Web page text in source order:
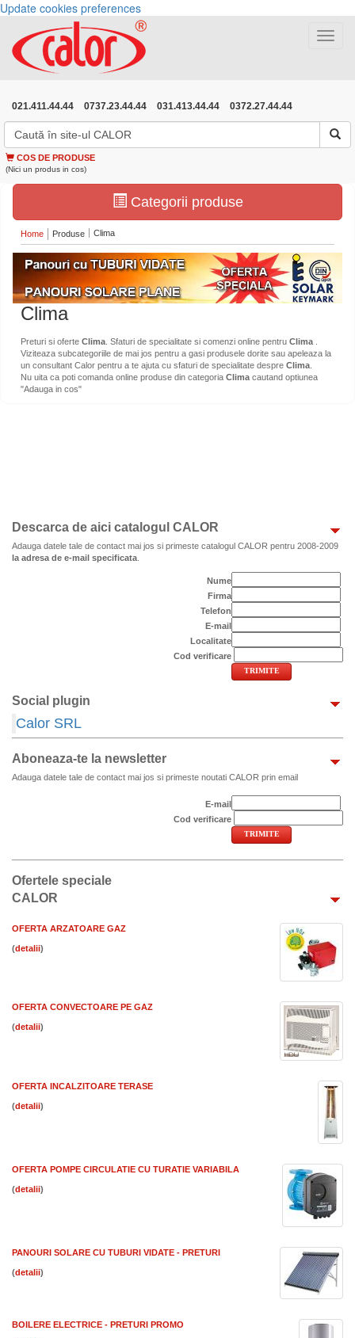
Update cookies preferences
Toggle
021.411.44.44 0737.23.44.44 031.413.44.44 0372.27.44.44
COS DE PRODUSE
(Nici un produs in cos)
Categorii produse
Home Produse Clima
Clima
Preturi si oferte Clima . Sfaturi de specialitate si comenzi online pentru Clima
Viziteaza subcategoriile de mai jos pentru a gasi produsele dorite sau apeleaza la
un consultant Calor pentru a te ajuta cu sfaturi de specialitate despre Clima
Nu uita ca poti comanda online produse din categoria Clima cautand optiunea
"Adauga in cos"
Descarca de aici catalogul CALOR
Adauga datele tale de contact mai jos si primeste catalogul CALOR pentru 2008-2009
la adresa de e-mail specificata
Nume
Firma
Telefon
E-mail
Localitate
Cod verificare
Social plugin
Calor SRL
Aboneaza-te la newsletter
Adauga datele tale de contact mai jos si primeste noutati CALOR prin email
E-mail
Cod verificare
Ofertele speciale
CALOR
OFERTA ARZATOARE GAZ
( )
OFERTA CONVECTOARE PE GAZ
( )
OFERTA INCALZITOARE TERASE
( )
OFERTA POMPE CIRCULATIE CU TURATIE VARIABILA
( )
PANOURI SOLARE CU TUBURI VIDATE - PRETURI
( )
BOILERE ELECTRICE - PRETURI PROMO